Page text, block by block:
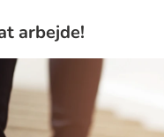
arbejde!